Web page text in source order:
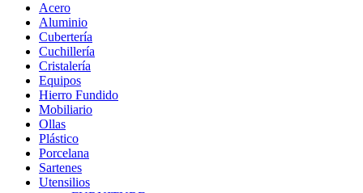
Acero
Aluminio
Cubertería
Cuchillería
Cristalería
Equipos
Hierro Fundido
Mobiliario
Ollas
Plástico
Porcelana
Sartenes
Utensilios